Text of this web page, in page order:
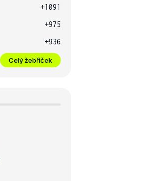
+1091
+975
+936
Celý žebříček